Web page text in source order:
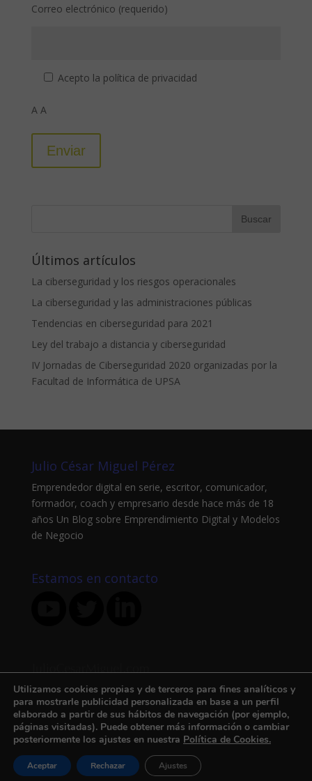
Correo electrónico (requerido)
Acepto la política de privacidad
A A
Últimos artículos
La ciberseguridad y los riesgos operacionales
La ciberseguridad y las administraciones públicas
Tendencias en ciberseguridad para 2021
Ley del trabajo a distancia y ciberseguridad
IV Jornadas de Ciberseguridad 2020 organizadas por la
Facultad de Informática de UPSA
Julio César Miguel Pérez
Emprendedor digital en serie, escritor, comunicador,
formador, coach y empresario desde hace más de 18
años Un Blog sobre Emprendimiento Digital y Modelos
de Negocio
Estamos en contacto
Inicio Sobre mi Mi libro
Contacto
Aviso legal Politica de Cookies
Utilizamos cookies propias y de terceros para fines analíticos y
para mostrarle publicidad personalizada en base a un perfil
elaborado a partir de sus hábitos de navegación (por ejemplo,
páginas visitadas). Puede obtener más información o cambiar
posteriormente los ajustes en nuestra Política de Cookies.
Aceptar Rechazar Ajustes